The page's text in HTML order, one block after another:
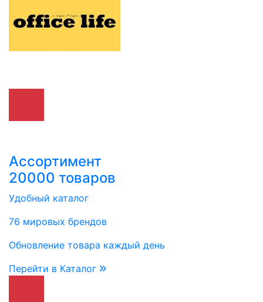
Ассортимент
20000 товаров
Удобный каталог
76 мировых брендов
Обновление товара каждый день
Перейти в Каталог